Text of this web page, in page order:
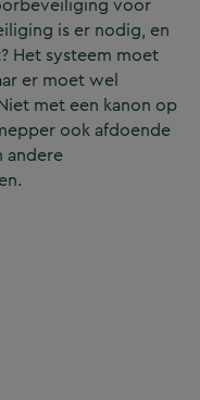
voor
is er nodig, en
Het systeem moet
er moet wel
met een kanon op
ook afdoende
andere